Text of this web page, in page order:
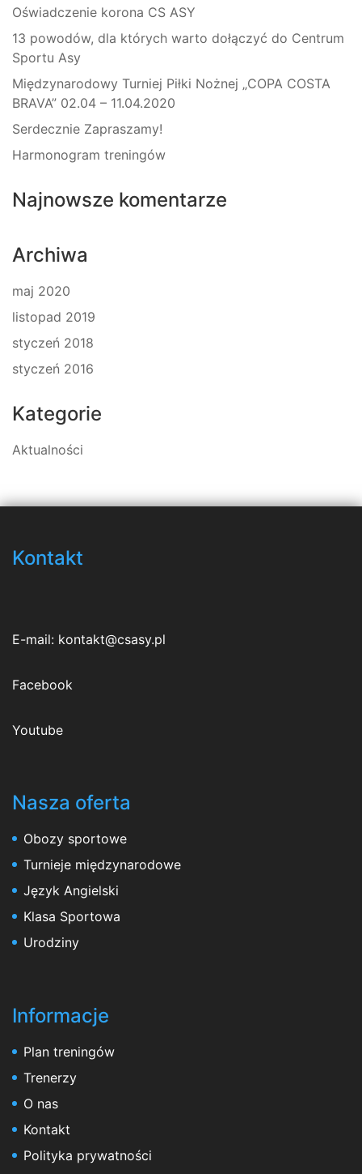
Oświadczenie korona CS ASY
13 powodów, dla których warto dołączyć do Centrum
Sportu Asy
Międzynarodowy Turniej Piłki Nożnej „COPA COSTA
BRAVA” 02.04 – 11.04.2020
Serdecznie Zapraszamy!
Harmonogram treningów
Najnowsze komentarze
Archiwa
maj 2020
listopad 2019
styczeń 2018
styczeń 2016
Kategorie
Aktualności
Kontakt
E-mail: kontakt@csasy.pl
Facebook
Youtube
Nasza oferta
Obozy sportowe
Turnieje międzynarodowe
Język Angielski
Klasa Sportowa
Urodziny
Informacje
Plan treningów
Trenerzy
O nas
Kontakt
Polityka prywatności